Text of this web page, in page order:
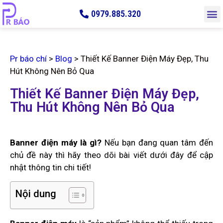
0979.885.320
Pr báo chí > Blog > Thiết Kế Banner Điện Máy Đẹp, Thu
Hút Không Nên Bỏ Qua
Thiết Kế Banner Điện Máy Đẹp,
Thu Hút Không Nên Bỏ Qua
Banner điện máy là gì? Nếu bạn đang quan tâm đến
chủ đề này thì hãy theo dõi bài viết dưới đây để cập
nhật thông tin chi tiết!
Nội dung